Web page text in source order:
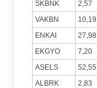
SKBNK
2,57
VAKBN
10,19
ENKAI
27,98
EKGYO
7,20
ASELS
52,55
ALBRK
2,83